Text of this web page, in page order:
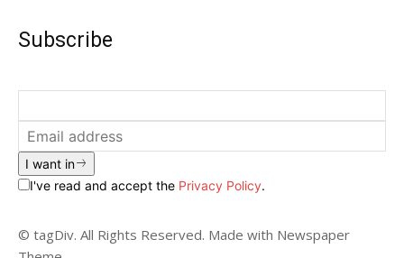
Subscribe
I want in
I've read and accept the Privacy Policy.
© tagDiv. All Rights Reserved. Made with Newspaper